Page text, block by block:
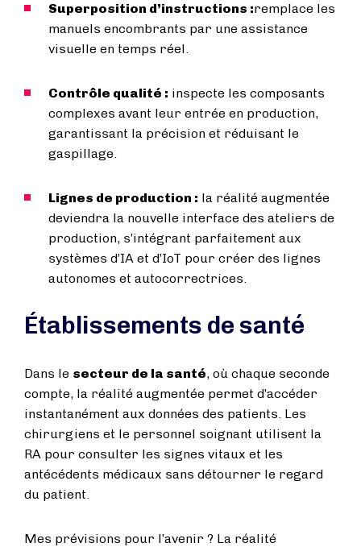
Superposition d’instructions :remplace les
manuels encombrants par une assistance
visuelle en temps réel.
Contrôle qualité : inspecte les composants
complexes avant leur entrée en production,
garantissant la précision et réduisant le
gaspillage.
Lignes de production : la réalité augmentée
deviendra la nouvelle interface des ateliers de
production, s’intégrant parfaitement aux
systèmes d’IA et d’IoT pour créer des lignes
autonomes et autocorrectrices.
Établissements de santé
Dans le secteur de la santé, où chaque seconde
compte, la réalité augmentée permet d’accéder
instantanément aux données des patients. Les
chirurgiens et le personnel soignant utilisent la
RA pour consulter les signes vitaux et les
antécédents médicaux sans détourner le regard
du patient.
Mes prévisions pour l’avenir ? La réalité